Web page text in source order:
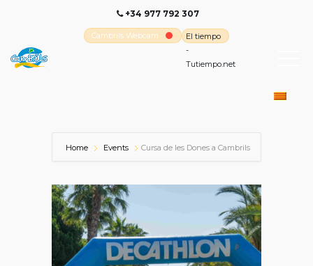
+34 977 792 307
Cambrils Webcam
El tiempo
-
Tutiempo.net
Home Events Cursa de les Dones a Cambrils